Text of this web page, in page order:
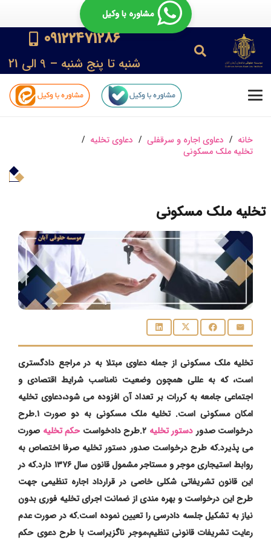
مشاوره با وکیل
09122471286
شنبه تا پنج شنبه – 9 الی 21
خانه / دعاوی اجاره و سرقفلی / دعاوی تخلیه /
تخلیه ملک مسکونی
تخلیه ملک مسکونی
تخلیه ملک مسکونی از جمله دعاوی مبتلا به در مراجع دادگستری
است، که به عللی همچون وضعیت نامناسب شرایط اقتصادی و
اجتماعی جامعه به کررات بر تعداد آن افزوده می شود،دعاوی تخلیه
امکان مسکونی است. تخلیه ملک مسکونی به دو صورت ۱.طرح
درخواست صدور دستور تخلیه حکم تخلیه صورت
می پذیرد.که طرح درخواست صدور دستور تخلیه صرفا اختصاص به
روابط استیجاری موجر و مستاجر مشمول قانون سال ۱۳۷۶ دارد.که در
این قانون تشریفاتی شکلی خاصی در قرارداد اجاره تنظیمی جهت
طرح این درخواست و بهره مندی از ضمانت اجرای تخلیه فوری بدون
نیاز به تشکیل جلسه دادرسی را تعیین نموده است.که در صورت عدم
رعایت تشریفات قانونی تنظیم،موجر ناگزیراست با طرح دعوی حکم